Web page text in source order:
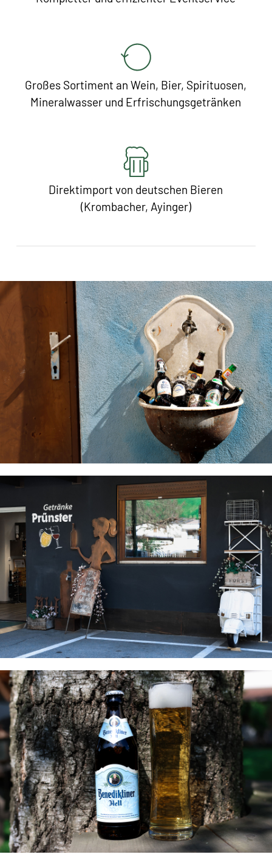
Großes Sortiment an Wein, Bier, Spirituosen,
Mineralwasser und Erfrischungsgetränken
Direktimport von deutschen Bieren
(Krombacher, Ayinger)